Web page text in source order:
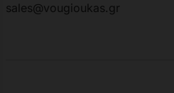
sales@vougioukas.gr